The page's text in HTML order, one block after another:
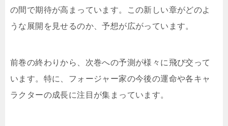
の間で期待が高まっています。この新しい章がどのよ
うな展開を見せるのか、予想が広がっています。
前巻の終わりから、次巻への予測が様々に飛び交って
います。特に、フォージャー家の今後の運命や各キャ
ラクターの成長に注目が集まっています。